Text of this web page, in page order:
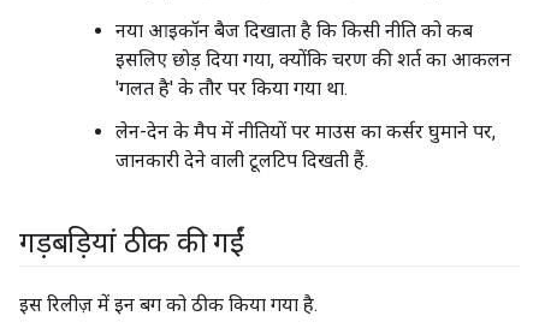
नया आइकॉन बैज दिखाता है कि किसी नीति को कब
इसलिए छोड़ दिया गया, क्योंकि चरण की शर्त का आकलन
'गलत है' के तौर पर किया गया था.
लेन-देन के मैप में नीतियों पर माउस का कर्सर घुमाने पर,
जानकारी देने वाली टूलटिप दिखती हैं.
गड़बड़ियां ठीक की गईं
इस रिलीज़ में इन बग को ठीक किया गया है.